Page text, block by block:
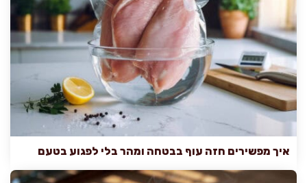
איך מפשירים חזה עוף בבטחה ומהר בלי לפגוע בטעם